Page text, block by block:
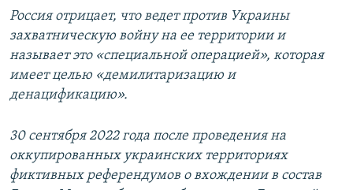
Россия отрицает, что ведет против Украины
захватническую войну на ее территории и
называет это «специальной операцией», которая
имеет целью «демилитаризацию и
денацификацию».
30 сентября 2022 года после проведения на
оккупированных украинских территориях
фиктивных референдумов о вхождении в состав